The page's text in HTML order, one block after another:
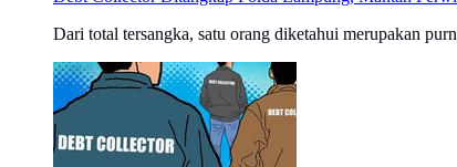
Dari total tersangka, satu orang diketahui merupakan